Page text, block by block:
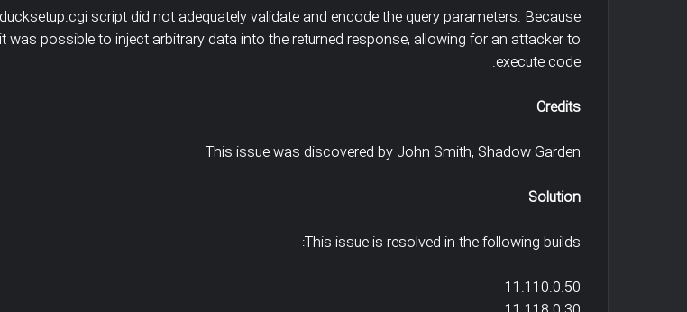
script did not adequately validate and encode the query parameters. Because
was possible to inject arbitrary data into the returned response, allowing for an attacker to
execute code.
Credits
This issue was discovered by John Smith, Shadow Garden
Solution
This issue is resolved in the following builds:
11.110.0.50